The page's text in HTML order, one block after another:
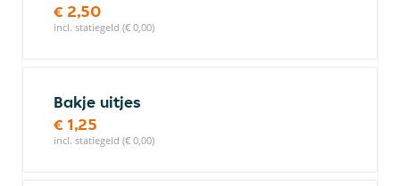
€ 2,50
incl. statiegeld (€ 0,00)
Bakje uitjes
€ 1,25
incl. statiegeld (€ 0,00)